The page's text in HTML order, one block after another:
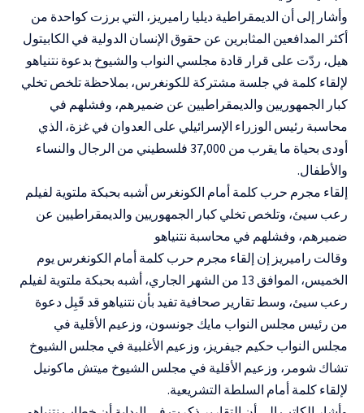
وأشار إلى أن الديمقراطية ديليا راميريز، التي برزت كواحدة من
أكثر المدافعين المثابرين عن حقوق الإنسان الدولية في الكابيتول
هيل، ردّت على قرار قادة مجلسي النواب والشيوخ بدعوة نتنياهو
لإلقاء كلمة في جلسة مشتركة للكونغرس، بملاحظة تلخص تخلي
كبار الجمهوريين والديمقراطيين عن ضميرهم، وفشلهم في
محاسبة رئيس الوزراء الإسرائيلي على العدوان في غزة، الذي
أودى بحياة ما يقرب من 37,000 فلسطيني من الرجال والنساء
والأطفال.
إلقاء مجرم حرب كلمة أمام الكونغرس أشبه بحبكة ملتوية لفيلم
رعب سيئ، وتلخص تخلي كبار الجمهوريين والديمقراطيين عن
ضميرهم، وفشلهم في محاسبة نتنياهو
وقالت راميريز إن إلقاء مجرم حرب كلمة أمام الكونغرس يوم
الخميس، الموافق 13 من الشهر الجاري، أشبه بحبكة ملتوية لفيلم
رعب سيئ، وسط تقارير صحافية تفيد بأن نتنياهو قد قَبِل دعوة
من رئيس مجلس النواب مايك جونسون، وزعيم الأقلية في
مجلس النواب حكيم جيفريز، وزعيم الأغلبية في مجلس الشيوخ
تشاك شومر، وزعيم الأقلية في مجلس الشيوخ ميتش ماكونيل
لإلقاء كلمة أمام السلطة التشريعية.